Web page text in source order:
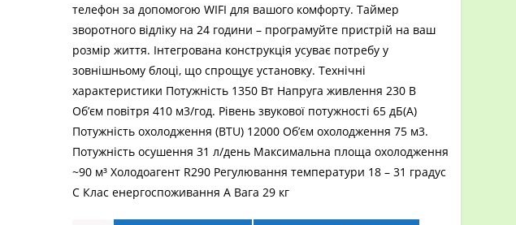
телефон за допомогою WIFI для вашого комфорту. Таймер
зворотного відліку на 24 години – програмуйте пристрій на ваш
розмір життя. Інтегрована конструкція усуває потребу у
зовнішньому блоці, що спрощує установку. Технічні
характеристики Потужність 1350 Вт Напруга живлення 230 В
Об’єм повітря 410 м3/год. Рівень звукової потужності 65 дБ(А)
Потужність охолодження (BTU) 12000 Об’єм охолодження 75 м3.
Потужність осушення 31 л/день Максимальна площа охолодження
~90 м³ Холодоагент R290 Регулювання температури 18 – 31 градус
С Клас енергоспоживання A Вага 29 кг